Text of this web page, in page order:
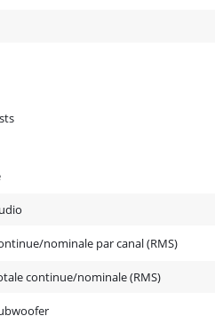
nominale par canal (RMS)
continue/nominale (RMS)